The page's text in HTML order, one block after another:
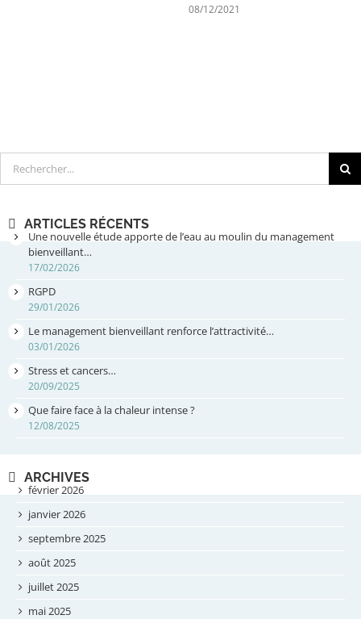
08/12/2021
Rechercher
ARTICLES RÉCENTS
Une nouvelle étude apporte de l’eau au moulin du management
bienveillant…
17/02/2026
RGPD
29/01/2026
Le management bienveillant renforce l’attractivité…
03/01/2026
Stress et cancers…
20/09/2025
Que faire face à la chaleur intense ?
12/08/2025
ARCHIVES
février 2026
janvier 2026
septembre 2025
août 2025
juillet 2025
mai 2025